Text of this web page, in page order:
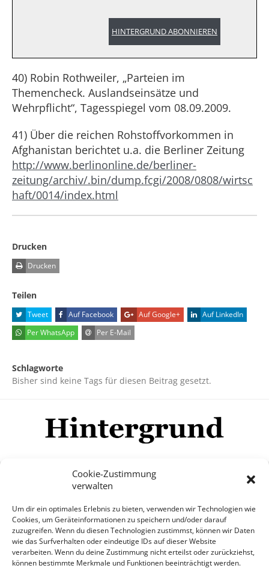
Cookie-Zustimmung
verwalten
Um dir ein optimales Erlebnis zu bieten, verwenden wir Technologien wie
Cookies, um Geräteinformationen zu speichern und/oder darauf
zuzugreifen. Wenn du diesen Technologien zustimmst, können wir Daten
wie das Surfverhalten oder eindeutige IDs auf dieser Website
verarbeiten. Wenn du deine Zustimmung nicht erteilst oder zurückziehst,
können bestimmte Merkmale und Funktionen beeinträchtigt werden.
HINTERGRUND ABONNIEREN
40) Robin Rothweiler, „Parteien im
Themencheck. Auslandseinsätze und
Wehrpflicht“, Tagesspiegel vom 08.09.2009.
41) Über die reichen Rohstoffvorkommen in
Afghanistan berichtet u.a. die Berliner Zeitung
http://www.berlinonline.de/berliner-
zeitung/archiv/.bin/dump.fcgi/2008/0808/wirtsc
haft/0014/index.html
Drucken
Drucken
Teilen
Tweet Auf Facebook Auf Google+
Auf LinkedIn
Per WhatsApp
Per E-Mail
Schlagworte
Bisher sind keine Tags für diesen Beitrag gesetzt.
Mehr
© Copyright Hintergrund.de, 2015 - 2026